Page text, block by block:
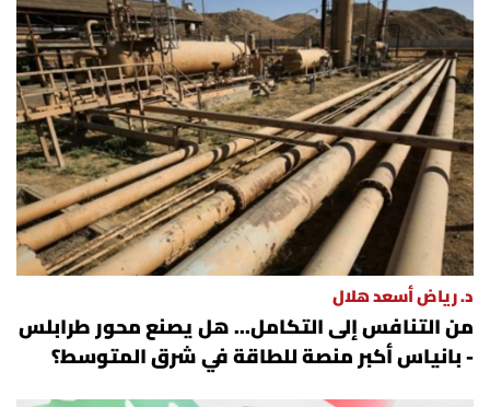
د. رياض أسعد هلال
من التنافس إلى التكامل... هل يصنع محور طرابلس
- بانياس أكبر منصة للطاقة في شرق المتوسط؟